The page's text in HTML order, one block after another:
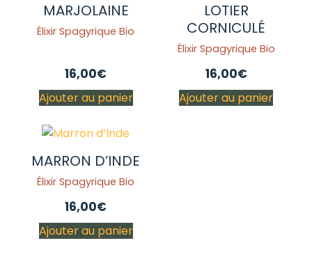
MARJOLAINE
Élixir Spagyrique Bio
16,00€
Ajouter au panier
LOTIER
CORNICULÉ
Élixir Spagyrique Bio
16,00€
Ajouter au panier
MARRON D’INDE
Élixir Spagyrique Bio
16,00€
Ajouter au panier